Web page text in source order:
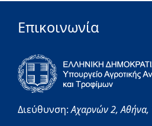
Επικοινωνία
Διεύθυνση:Αχαρνών 2,Αθήνα,